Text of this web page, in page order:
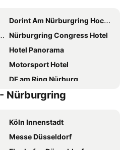
Dorint Am Nürburgring Hocheifel
Nürburgring Congress Hotel
Hotel Panorama
Motorsport Hotel
DF am Ring Nürburg
NurbLife Hotel
Natur- und Wohlfühlhotel Kastenholz
Hotel Parc Ferme
Nürburgring
Köln Innenstadt
Messe Düsseldorf